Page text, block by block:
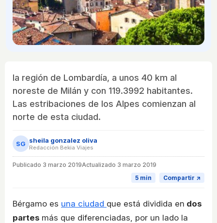
la región de Lombardía, a unos 40 km al
noreste de Milán y con 119.3992 habitantes.
Las estribaciones de los Alpes comienzan al
norte de esta ciudad.
SG sheila gonzalez oliva
Redacción Bekia Viajes
Publicado 3 marzo 2019Actualizado 3 marzo 2019
5 min
Compartir ↗
Bérgamo es una ciudad que está dividida en dos
partes más que diferenciadas, por un lado la